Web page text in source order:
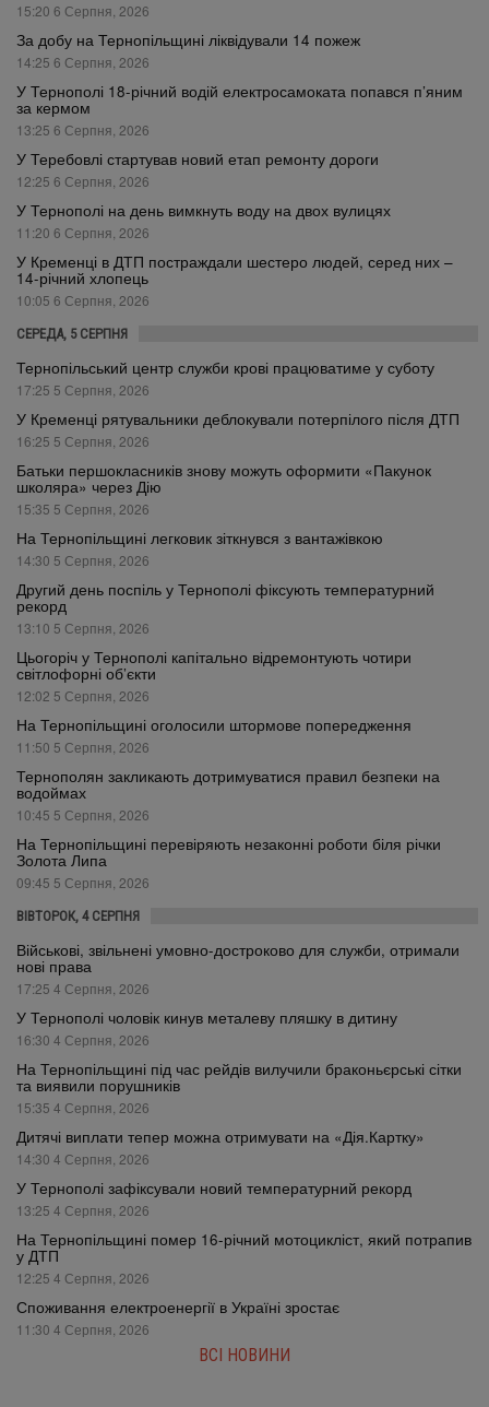
15:20 6 Серпня, 2026
За добу на Тернопільщині ліквідували 14 пожеж
14:25 6 Серпня, 2026
У Тернополі 18-річний водій електросамоката попався п’яним
за кермом
13:25 6 Серпня, 2026
У Теребовлі стартував новий етап ремонту дороги
12:25 6 Серпня, 2026
У Тернополі на день вимкнуть воду на двох вулицях
11:20 6 Серпня, 2026
У Кременці в ДТП постраждали шестеро людей, серед них –
14-річний хлопець
10:05 6 Серпня, 2026
СЕРЕДА, 5 СЕРПНЯ
Тернопільський центр служби крові працюватиме у суботу
17:25 5 Серпня, 2026
У Кременці рятувальники деблокували потерпілого після ДТП
16:25 5 Серпня, 2026
Батьки першокласників знову можуть оформити «Пакунок
школяра» через Дію
15:35 5 Серпня, 2026
На Тернопільщині легковик зіткнувся з вантажівкою
14:30 5 Серпня, 2026
Другий день поспіль у Тернополі фіксують температурний
рекорд
13:10 5 Серпня, 2026
Цьогоріч у Тернополі капітально відремонтують чотири
світлофорні об’єкти
12:02 5 Серпня, 2026
На Тернопільщині оголосили штормове попередження
11:50 5 Серпня, 2026
Тернополян закликають дотримуватися правил безпеки на
водоймах
10:45 5 Серпня, 2026
На Тернопільщині перевіряють незаконні роботи біля річки
Золота Липа
09:45 5 Серпня, 2026
ВІВТОРОК, 4 СЕРПНЯ
Військові, звільнені умовно-достроково для служби, отримали
нові права
17:25 4 Серпня, 2026
У Тернополі чоловік кинув металеву пляшку в дитину
16:30 4 Серпня, 2026
На Тернопільщині під час рейдів вилучили браконьєрські сітки
та виявили порушників
15:35 4 Серпня, 2026
Дитячі виплати тепер можна отримувати на «Дія.Картку»
14:30 4 Серпня, 2026
У Тернополі зафіксували новий температурний рекорд
13:25 4 Серпня, 2026
На Тернопільщині помер 16-річний мотоцикліст, який потрапив
у ДТП
12:25 4 Серпня, 2026
Споживання електроенергії в Україні зростає
11:30 4 Серпня, 2026
ВСІ НОВИНИ